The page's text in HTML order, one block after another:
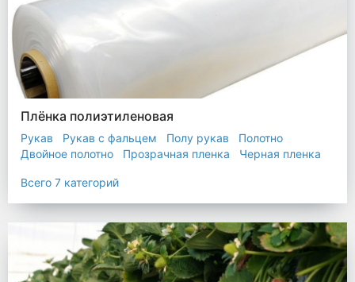
Плёнка полиэтиленовая
Рукав Рукав с фальцем Полу рукав
Полотно
Двойное полотно
Прозрачная пленка Черная пленка
Всего 7 категорий